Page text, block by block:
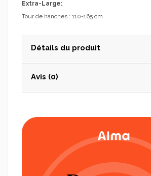
Extra-Large:
Tour de hanches : 110-165 cm
Détails du produit
Avis (0)